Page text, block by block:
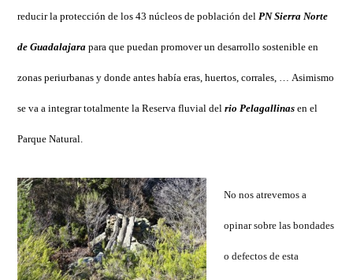
reducir la protección de los 43 núcleos de población delPN Sierra Norte
de Guadalajarapara que puedan promover un desarrollo sostenible en
zonas periurbanas y donde antes había eras, huertos, corrales, … Asimismo
se va a integrar totalmente la Reserva fluvial delrio Pelagallinasen el
Parque Natural.
No nos atrevemos a
opinar sobre las bondades
o defectos de esta